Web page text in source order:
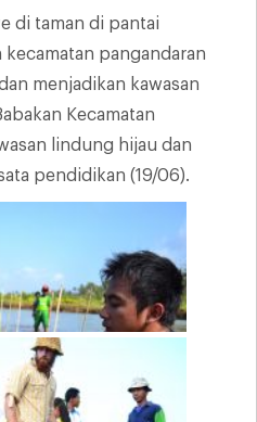
di taman di pantai
pangandaran
menjadikan kawasan
Kecamatan
lindung hijau dan
pendidikan (19/06).